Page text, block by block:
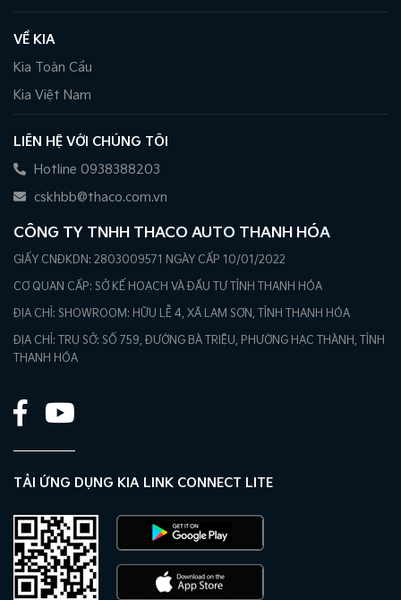
VỀ KIA
Kia Toàn Cầu
Kia Việt Nam
LIÊN HỆ VỚI CHÚNG TÔI
Hotline 0938388203
cskhbb@thaco.com.vn
CÔNG TY TNHH THACO AUTO THANH HÓA
GIẤY CNĐKDN: 2803009571 NGÀY CẤP 10/01/2022
CƠ QUAN CẤP: SỞ KẾ HOẠCH VÀ ĐẦU TƯ TỈNH THANH HÓA
ĐỊA CHỈ: SHOWROOM: HỮU LỄ 4, XÃ LAM SƠN, TỈNH THANH HÓA
ĐỊA CHỈ: TRỤ SỞ: SỐ 759, ĐƯỜNG BÀ TRIỆU, PHƯỜNG HẠC THÀNH, TỈNH
THANH HÓA
TẢI ỨNG DỤNG KIA LINK CONNECT LITE